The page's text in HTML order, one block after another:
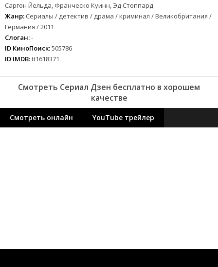
Саргон Йельда, Франческо Куинн, Эд Стоппард
Жанр: Сериалы / детектив / драма / криминал / Великобритания /
Германия / 2011
Слоган:-
ID КиноПоиск:505786
ID IMDB:tt1618371
Смотреть Сериал Дзен бесплатно в хорошем
качестве
Смотреть онлайн YouTube трейлер